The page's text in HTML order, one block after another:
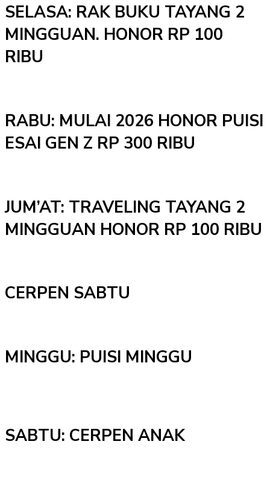
SELASA: RAK BUKU TAYANG 2
MINGGUAN. HONOR RP 100
RIBU
RABU: MULAI 2026 HONOR PUISI
ESAI GEN Z RP 300 RIBU
JUM’AT: TRAVELING TAYANG 2
MINGGUAN HONOR RP 100 RIBU
CERPEN SABTU
MINGGU: PUISI MINGGU
SABTU: CERPEN ANAK